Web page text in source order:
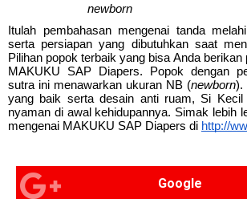
newborn
Itulah pembahasan mengenai tanda
serta persiapan yang dibutuhkan saat
Pilihan popok terbaik yang bisa Anda berikan
MAKUKU SAP Diapers. Popok dengan
sutra ini menawarkan ukuran NB (newborn).
yang baik serta desain anti ruam, Si
nyaman di awal kehidupannya. Simak lebih
mengenai MAKUKU SAP Diapers di http://
Google